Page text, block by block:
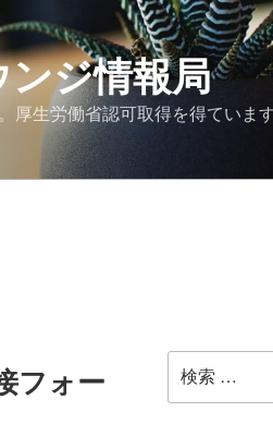
ンジ情報局
生労働省認可取得を得ています
フォー
索: